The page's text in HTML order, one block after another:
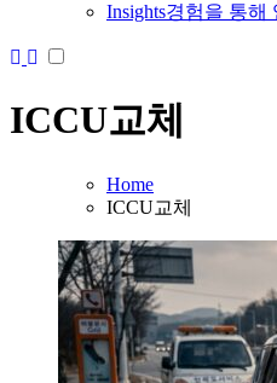
Insights경험을 통해
ICCU교체
Home
ICCU교체